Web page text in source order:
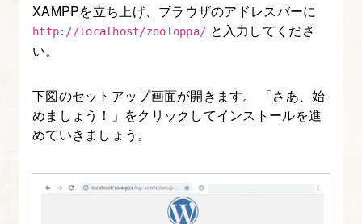
XAMPPを立ち上げ、ブラウザのアドレスバーに
http://localhost/zooloppa/ と入力してくださ
い。
下図のセットアップ画面が開きます。 「さあ、始
めましょう！」をクリックしてインストールを進
めていきましょう。